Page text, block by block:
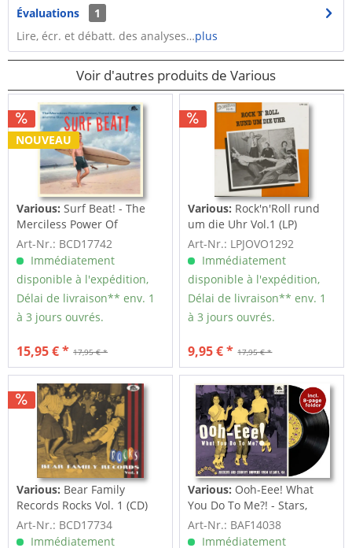
Évaluations
1
Lire, écr. et débatt. des analyses…plus
Voir d'autres produits de Various
NOUVEAU
Various:Surf Beat! - The
Merciless Power Of
Water,...
Art-Nr.: BCD17742
Immédiatement
disponible à l'expédition,
Délai de livraison** env. 1
à 3 jours ouvrés.
17,95 € *
15,95 € *
Various: Rock'n'Roll rund
um die Uhr Vol.1 (LP)
Art-Nr.: LPJOVO1292
Immédiatement
disponible à l'expédition,
Délai de livraison** env. 1
à 3 jours ouvrés.
17,95 € *
9,95 € *
Various: Bear Family
Records Rocks Vol. 1 (CD)
Art-Nr.: BCD17734
Immédiatement
Various: Ooh-Eee! What
You Do To Me?! - Stars,
Inc....
Art-Nr.: BAF14038
Immédiatement